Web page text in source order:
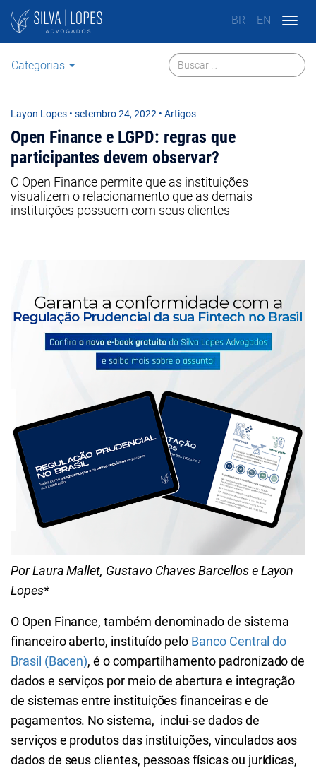
BR EN
Categorias
Layon Lopes • setembro 24, 2022 • Artigos
Open Finance e LGPD: regras que
participantes devem observar?
O Open Finance permite que as instituições
visualizem o relacionamento que as demais
instituições possuem com seus clientes
Por Laura Mallet, Gustavo Chaves Barcellos e Layon
Lopes*
O Open Finance, também denominado de sistema
financeiro aberto, instituído pelo Banco Central do
Brasil (Bacen), é o compartilhamento padronizado de
dados e serviços por meio de abertura e integração
de sistemas entre instituições financeiras e de
pagamentos. No sistema, inclui-se dados de
serviços e produtos das instituições, vinculados aos
dados de seus clientes, pessoas físicas ou jurídicas,